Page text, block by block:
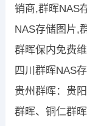
销商,群晖NAS
NAS存储图片,
群晖保内免费维
四川群晖NAS
贵州群晖：贵
群晖、铜仁群